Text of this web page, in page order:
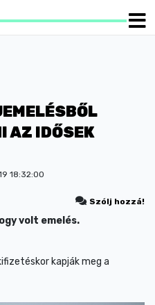
AZ IDŐSEK
18:32:00
Szólj hozzá!
volt emelés.
kapják meg a